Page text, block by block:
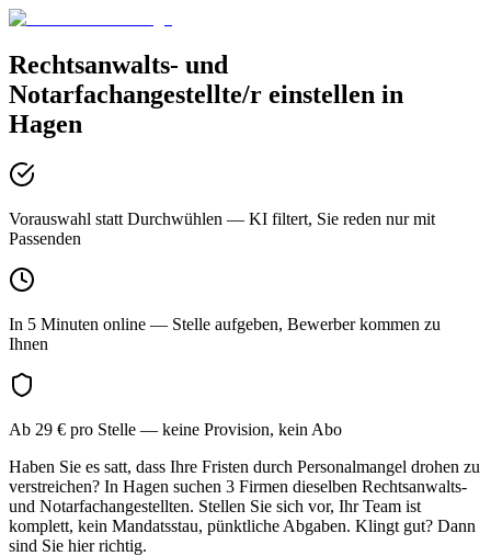
Rechtsanwalts- und
Notarfachangestellte/r einstellen in
Hagen
Vorauswahl statt Durchwühlen — KI filtert, Sie reden nur mit
Passenden
In 5 Minuten online — Stelle aufgeben, Bewerber kommen zu
Ihnen
Ab 29 € pro Stelle — keine Provision, kein Abo
Haben Sie es satt, dass Ihre Fristen durch Personalmangel drohen zu
verstreichen? In Hagen suchen 3 Firmen dieselben Rechtsanwalts-
und Notarfachangestellten. Stellen Sie sich vor, Ihr Team ist
komplett, kein Mandatsstau, pünktliche Abgaben. Klingt gut? Dann
sind Sie hier richtig.